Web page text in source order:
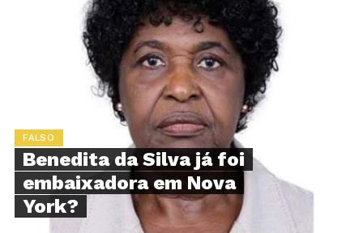
FALSO
Benedita da Silva já foi
embaixadora em Nova
York?